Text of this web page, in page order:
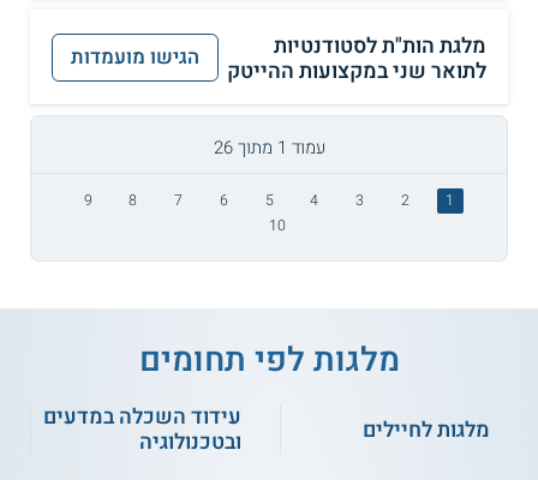
מלגת הות"ת לסטודנטיות
לתואר שני במקצועות ההייטק
הגישו מועמדות
עמוד 1 מתוך 26
1
2
3
4
5
6
7
8
9
10
מלגות לפי תחומים
מלגות לחיילים
עידוד השכלה במדעים
ובטכנולוגיה